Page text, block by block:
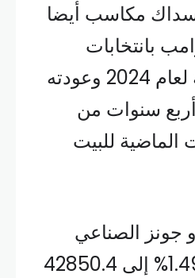
مكاسب أيضا
بانتخابات
الرئاسة الأميركية لعام 2024 وعودته
سنوات من
الماضية للبيت
جونز الصناعي
628.5 نقطة أو 1.49% إلى 42850.4